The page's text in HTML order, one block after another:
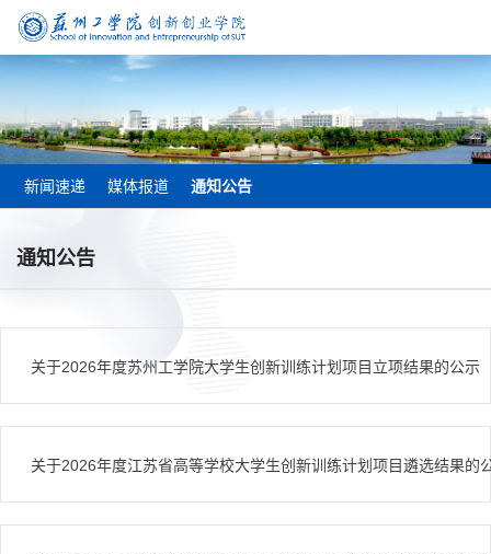
新闻速递 媒体报道 通知公告
通知公告
关于2026年度苏州工学院大学生创新训练计划项目立项结果的公示
关于2026年度江苏省高等学校大学生创新训练计划项目遴选结果的